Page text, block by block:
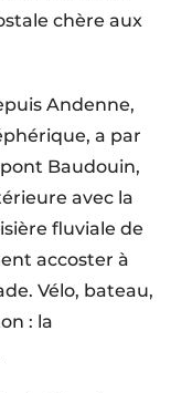
chère aux
Andenne,
a par
Baudouin,
avec la
fluviale de
accoster à
Vélo, bateau,
: la